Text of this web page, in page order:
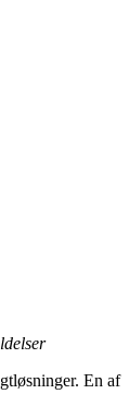
En af